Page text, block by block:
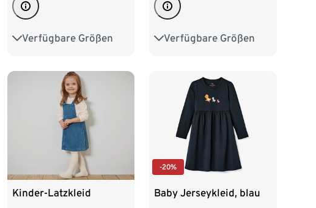
Verfügbare Größen
86/92 98/104 Verfügbare Größen
86/92 98/104
Kinder-Latzkleid
-20%
Baby Jerseykleid, blau